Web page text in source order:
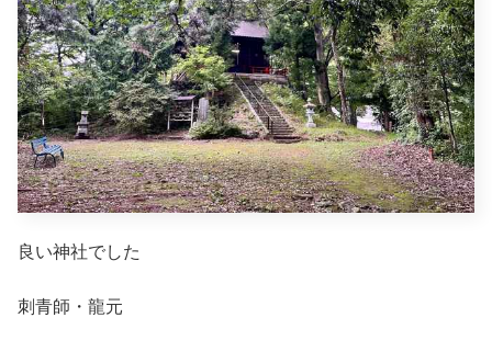
良い神社でした
刺青師・龍元